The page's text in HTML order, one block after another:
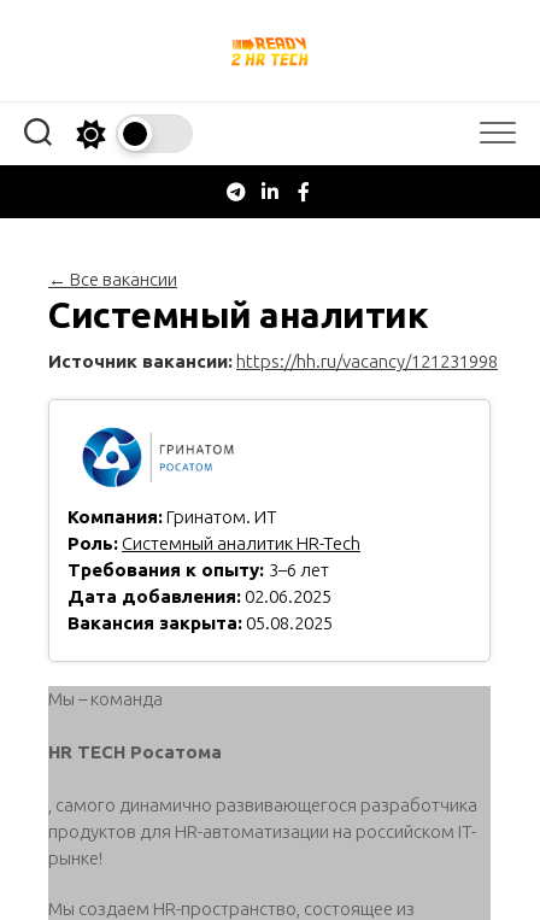
← Все вакансии
Системный аналитик
Источник вакансии: https://hh.ru/vacancy/121231998
Компания:Гринатом. ИТ
Роль: Системный аналитик HR-Tech
Требования к опыту: 3–6 лет
Дата добавления: 02.06.2025
Вакансия закрыта: 05.08.2025
Мы – команда
HR TECH Росатома
, самого динамично развивающегося разработчика
продуктов для HR-автоматизации на российском IT-
рынке!
Мы создаем HR-пространство, состоящее из